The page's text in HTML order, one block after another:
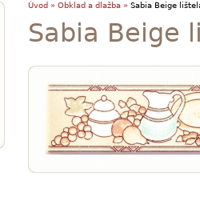
Úvod » Obklad a dlažba »Sabia Beige
Sabia Beige